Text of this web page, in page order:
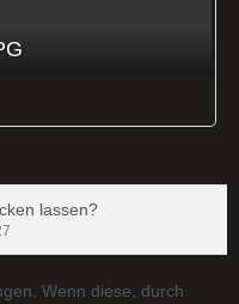
lassen?
Wenn diese, durch